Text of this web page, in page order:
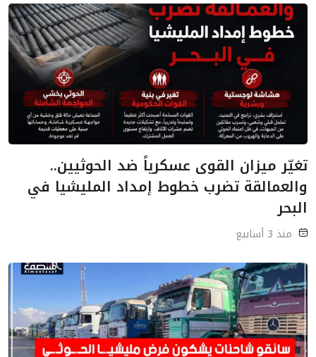
تغيّر ميزان القوى عسكرياً ضد الحوثيين..
والعمالقة تضرب خطوط إمداد المليشيا في
البحر
منذ 3 أسابيع